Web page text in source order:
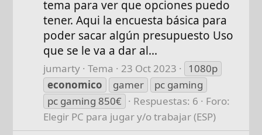
tema para ver que opciones puedo
tener. Aqui la encuesta básica para
poder sacar algún presupuesto Uso
que se le va a dar al...
jumarty Tema 23 Oct 2023
1080p
economico
gamer
pc gaming
pc gaming 850€
Respuestas: 6
Foro:
Elegir PC para jugar y/o trabajar (ESP)